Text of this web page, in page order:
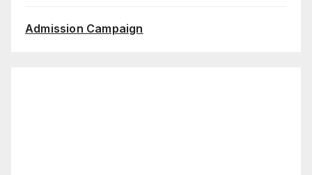
Admission Campaign